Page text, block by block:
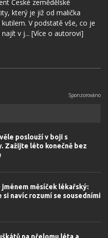
České zemědělské
který je již od malička
kutilem. V podstatě vše, co je
v j... [Více o autorovi]
poslouží v boji s
Zažijte léto konečně bez
měsíček lékařský:
si navíc rozumí se sousedními